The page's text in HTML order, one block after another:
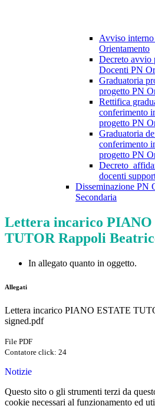
Avviso
Orientamento
Decreto avvio
Docenti PN
Graduatoria
progetto PN
Rettifica
conferimento
progetto PN
Graduatoria
conferimento
progetto PN
docenti
Disseminazione PN
Secondaria
Lettera incarico PIANO
TUTOR Rappoli
In allegato quanto in oggetto.
Allegati
Lettera incarico PIANO ESTATE
signed.pdf
File PDF
Contatore click: 24
Notizie
Questo sito o gli strumenti terzi da
cookie necessari al funzionamento ed